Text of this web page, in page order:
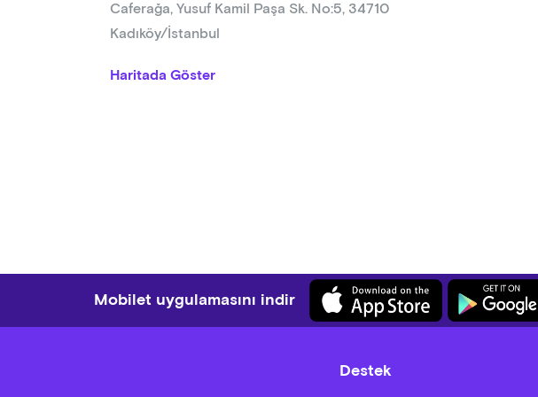
Caferağa, Yusuf Kamil Paşa Sk. No:5, 34710
Kadıköy/İstanbul
Haritada Göster
Mobilet uygulamasını indir
Destek